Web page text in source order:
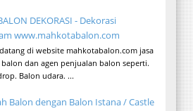
DEKORASI - Dekorasi
www.mahkotabalon.com
di website mahkotabalon.com jasa
dan agen penjualan balon seperti.
Balon udara. ...
Balon dengan Balon Istana / Castle